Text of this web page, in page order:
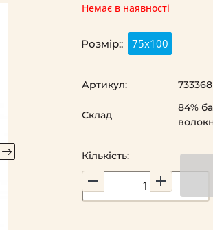
Немає в наявності
Розмір:: 75х100
Кількість:
Артикул: 733368
Склад
84%